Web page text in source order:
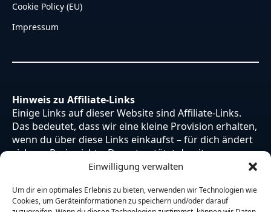
Einwilligung verwalten
Um dir ein optimales Erlebnis zu bieten, verwenden wir Technologien wie
Cookies, um Geräteinformationen zu speichern und/oder darauf
Cookie Policy (EU)
Impressum
Hinweis zu Affiliate-Links
Einige Links auf dieser Website sind Affiliate-Links.
Das bedeutet, dass wir eine kleine Provision erhalten,
wenn du über diese Links einkaufst – für dich ändert
sich am Preis nichts. Du unterstützt damit unsere
Arbeit. Vielen Dank dafür!